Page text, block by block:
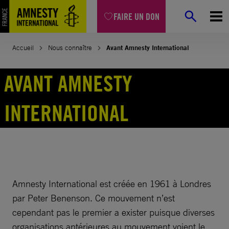
FAIRE UN DON
Aller
au
contenu
Accueil Nous connaître Avant Amnesty International
AVANT AMNESTY
INTERNATIONAL
Amnesty International est créée en 1961 à Londres
par Peter Benenson. Ce mouvement n’est
cependant pas le premier a exister puisque diverses
organisations antérieures au mouvement voient le